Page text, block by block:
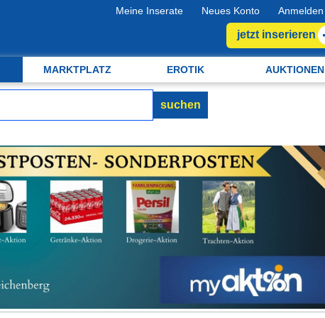
Meine Inserate Neues Konto Anmelden
jetzt inserieren
MARKTPLATZ EROTIK AUKTIONEN
suchen